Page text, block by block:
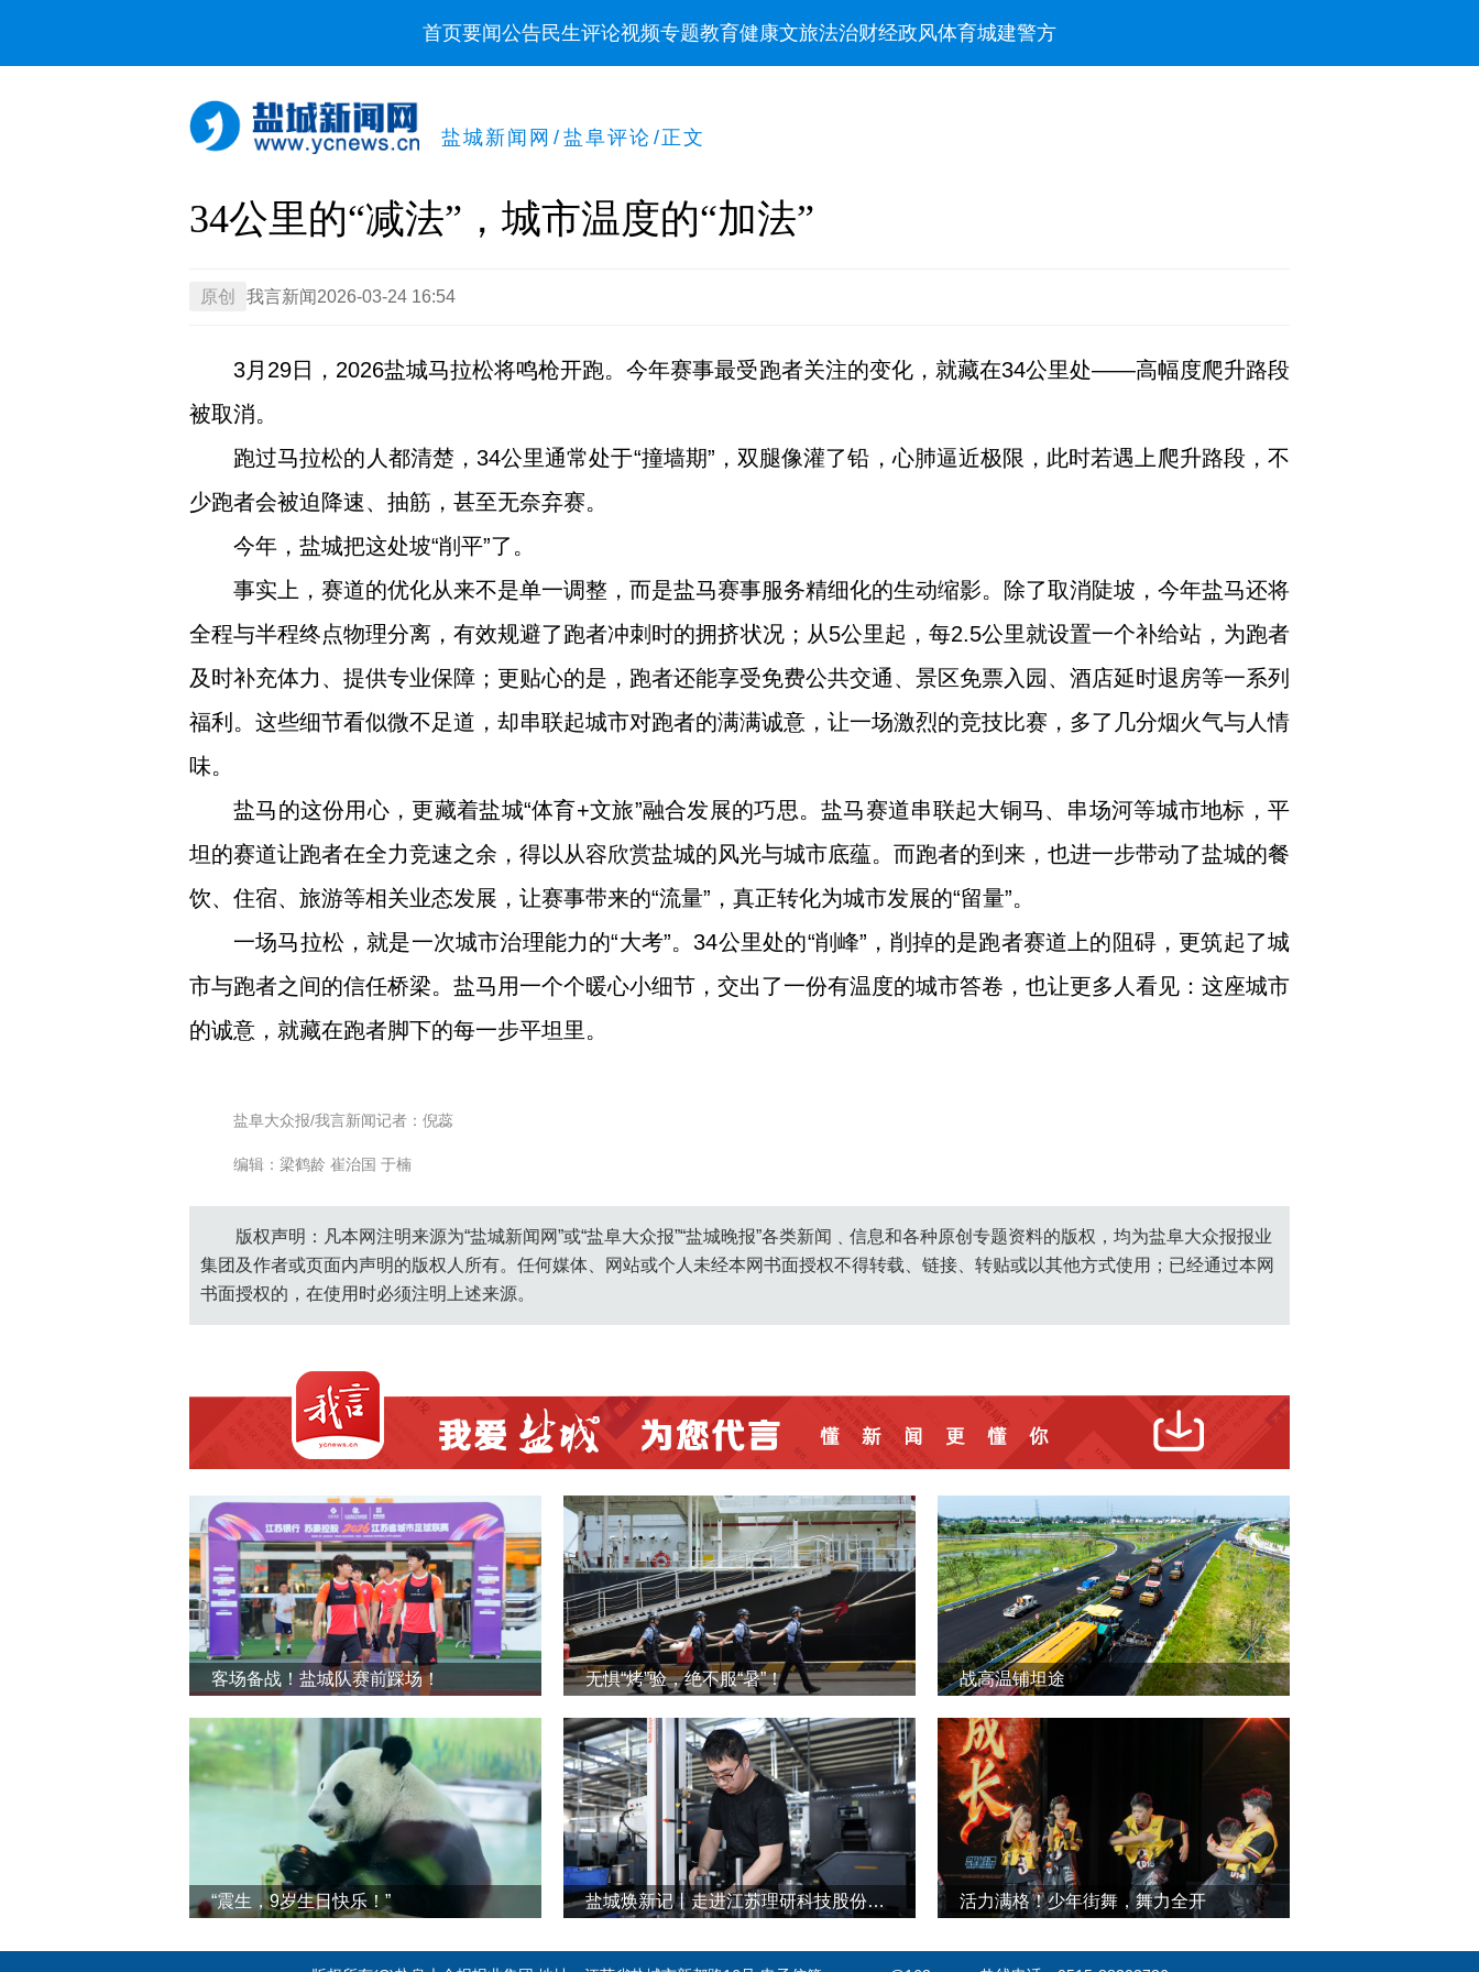
首页要闻公告民生评论视频专题教育健康文旅法治财经政风体育城建警方
盐城新闻网 / 盐阜评论 /正文
34公里的“减法”，城市温度的“加法”
原创 我言新闻 2026-03-24 16:54
3月29日，2026盐城马拉松将鸣枪开跑。今年赛事最受跑者关注的变化，就藏在34公里处——高幅度爬升路段
被取消。
跑过马拉松的人都清楚，34公里通常处于“撞墙期”，双腿像灌了铅，心肺逼近极限，此时若遇上爬升路段，不
少跑者会被迫降速、抽筋，甚至无奈弃赛。
今年，盐城把这处坡“削平”了。
事实上，赛道的优化从来不是单一调整，而是盐马赛事服务精细化的生动缩影。除了取消陡坡，今年盐马还将
全程与半程终点物理分离，有效规避了跑者冲刺时的拥挤状况；从5公里起，每2.5公里就设置一个补给站，为跑者
及时补充体力、提供专业保障；更贴心的是，跑者还能享受免费公共交通、景区免票入园、酒店延时退房等一系列
福利。这些细节看似微不足道，却串联起城市对跑者的满满诚意，让一场激烈的竞技比赛，多了几分烟火气与人情
味。
盐马的这份用心，更藏着盐城“体育+文旅”融合发展的巧思。盐马赛道串联起大铜马、串场河等城市地标，平
坦的赛道让跑者在全力竞速之余，得以从容欣赏盐城的风光与城市底蕴。而跑者的到来，也进一步带动了盐城的餐
饮、住宿、旅游等相关业态发展，让赛事带来的“流量”，真正转化为城市发展的“留量”。
一场马拉松，就是一次城市治理能力的“大考”。34公里处的“削峰”，削掉的是跑者赛道上的阻碍，更筑起了城
市与跑者之间的信任桥梁。盐马用一个个暖心小细节，交出了一份有温度的城市答卷，也让更多人看见：这座城市
的诚意，就藏在跑者脚下的每一步平坦里。
盐阜大众报/我言新闻记者：倪蕊
编辑：梁鹤龄 崔治国 于楠
版权声明：凡本网注明来源为“盐城新闻网”或“盐阜大众报”“盐城晚报”各类新闻﹑信息和各种原创专题资料的版权，均为盐阜大众报报业
集团及作者或页面内声明的版权人所有。任何媒体、网站或个人未经本网书面授权不得转载、链接、转贴或以其他方式使用；已经通过本网
书面授权的，在使用时必须注明上述来源。
客场备战！盐城队赛前踩场！ 无惧“烤”验，绝不服“暑”！ 战高温铺坦途
“震生，9岁生日快乐！” 盐城焕新记丨走进江苏理研科技股份有限公司 活力满格！少年街舞，舞力全开